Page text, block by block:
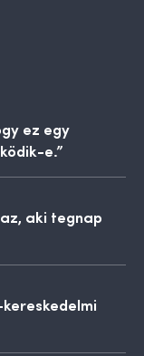
ez egy
e.”
aki tegnap